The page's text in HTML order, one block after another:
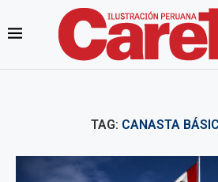
TAG: CANASTA